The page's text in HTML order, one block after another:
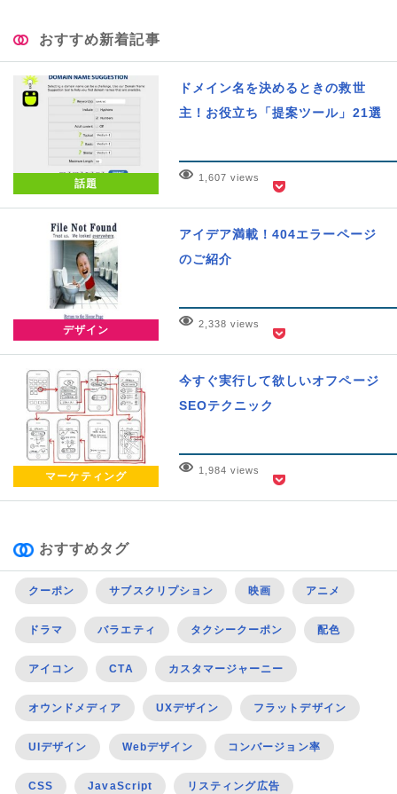
おすすめ新着記事
話題
ドメイン名を決めるときの救世
主！お役立ち「提案ツール」21選
1,607 views
デザイン
アイデア満載！404エラーページ
のご紹介
2,338 views
マーケティング
今すぐ実行して欲しいオフページ
SEOテクニック
1,984 views
おすすめタグ
クーポン サブスクリプション 映画 アニメ
ドラマ バラエティ タクシークーポン 配色
アイコン CTA カスタマージャーニー
オウンドメディア UXデザイン フラットデザイン
UIデザイン Webデザイン コンバージョン率
CSS JavaScript リスティング広告